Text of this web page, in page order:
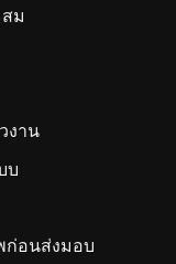
ม
งาน
บ
อนส่งมอบ